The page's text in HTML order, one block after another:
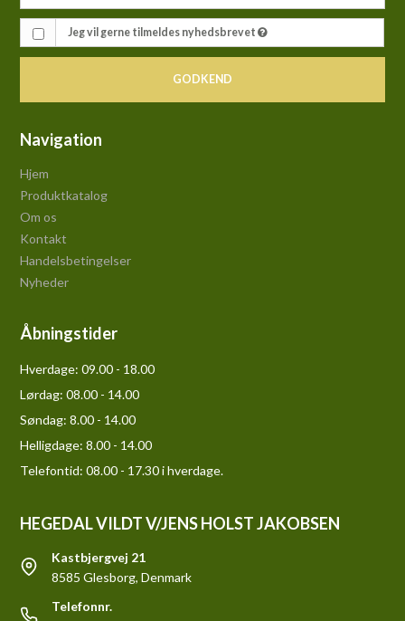
Jeg vil gerne tilmeldes nyhedsbrevet
GODKEND
Navigation
Hjem
Produktkatalog
Om os
Kontakt
Handelsbetingelser
Nyheder
Åbningstider
Hverdage: 09.00 - 18.00
Lørdag: 08.00 - 14.00
Søndag: 8.00 - 14.00
Helligdage: 8.00 - 14.00
Telefontid: 08.00 - 17.30 i hverdage.
HEGEDAL VILDT V/JENS HOLST JAKOBSEN
Kastbjergvej 21
8585 Glesborg, Denmark
Telefonnr.